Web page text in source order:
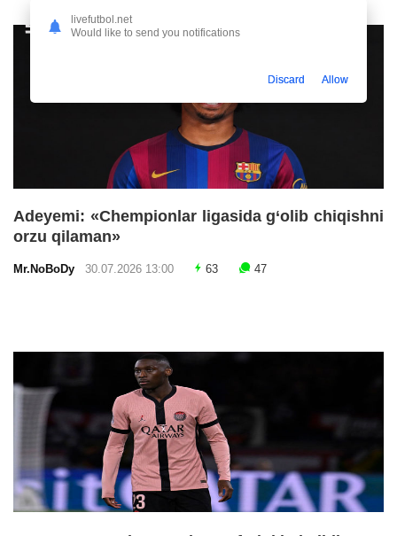
Adeyemi: «Chempionlar ligasida g‘olib chiqishni
orzu qilaman»
Mr.NoBoDy 30.07.2026 13:00 63 47
livefutbol.net
Would like to send you notifications
Discard Allow